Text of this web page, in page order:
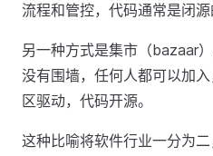
流程和管控，代码通常是闭源
另一种方式是集市（bazaar
没有围墙，任何人都可以加
区驱动，代码开源。
这种比喻将软件行业一分为